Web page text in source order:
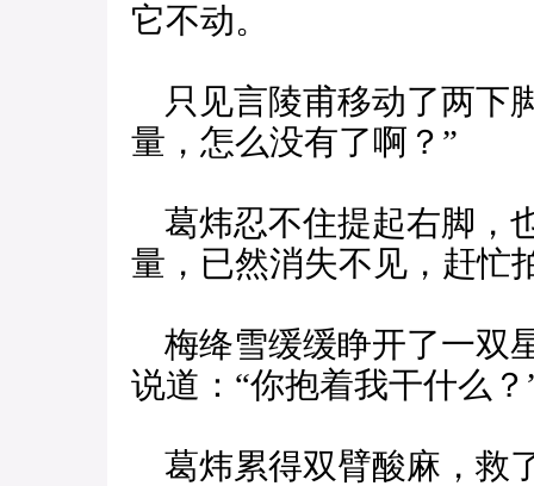
它不动。
只见言陵甫移动了两下
量，怎么没有了啊？”
葛炜忍不住提起右脚，
量，已然消失不见，赶忙
梅绛雪缓缓睁开了一双
说道：“你抱着我干什么？
葛炜累得双臂酸麻，救